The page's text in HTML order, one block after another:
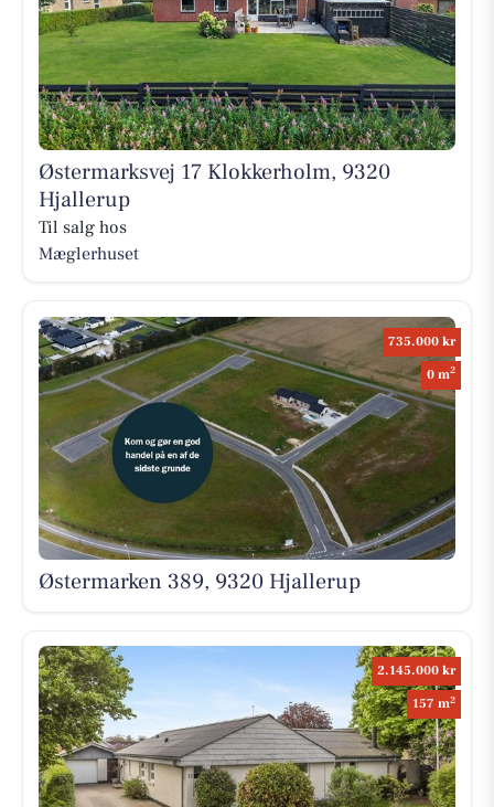
Østermarksvej 17 Klokkerholm, 9320
Hjallerup
Til salg hos
Mæglerhuset
735.000 kr
0 m2
Østermarken 389, 9320 Hjallerup
2.145.000 kr
157 m2